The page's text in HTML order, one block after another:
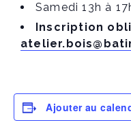
Samedi 13h à
Inscription
Ajouter au